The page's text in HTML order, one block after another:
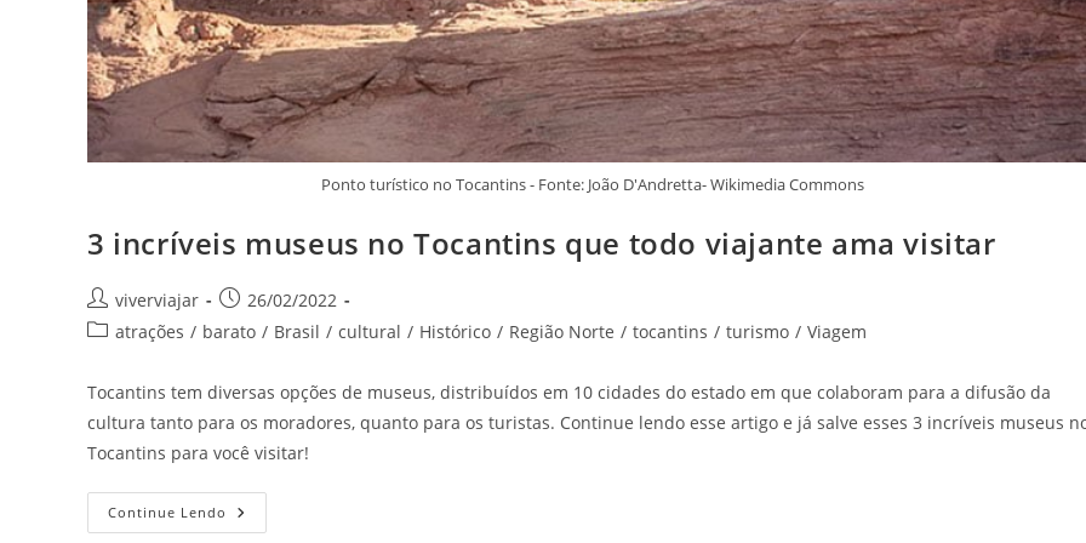
Ponto turístico no Tocantins - Fonte: João D'Andretta- Wikimedia Commons
3 incríveis museus no Tocantins que todo viajante ama visitar
Autor
do
viverviajar
Post
publicado:
26/02/2022
Categoria
atrações / barato / Brasil / cultural / Histórico / Região Norte / tocantins / turismo / Viagem
Tocantins tem diversas opções de museus, distribuídos em 10 cidades do estado em que colaboram para a difusão da
cultura tanto para os moradores, quanto para os turistas. Continue lendo esse artigo e já salve esses 3 incríveis museus
Tocantins para você visitar!
Continue Lendo
Incríveis